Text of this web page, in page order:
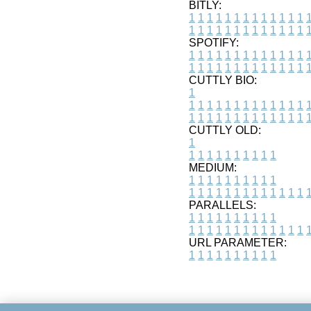
BITLY:
1 1 1 1 1 1 1 1 1 1 1 1 1 1
1 1 1 1 1 1 1 1 1 1 1 1 1 1
SPOTIFY:
1 1 1 1 1 1 1 1 1 1 1 1 1 1
1 1 1 1 1 1 1 1 1 1 1 1 1 1
CUTTLY BIO:
1
1 1 1 1 1 1 1 1 1 1 1 1 1 1
1 1 1 1 1 1 1 1 1 1 1 1 1 1
CUTTLY OLD:
1
1 1 1 1 1 1 1 1 1 1
MEDIUM:
1 1 1 1 1 1 1 1 1 1
1 1 1 1 1 1 1 1 1 1 1 1 1 1
PARALLELS:
1 1 1 1 1 1 1 1 1 1
1 1 1 1 1 1 1 1 1 1 1 1 1 1
URL PARAMETER:
1 1 1 1 1 1 1 1 1 1